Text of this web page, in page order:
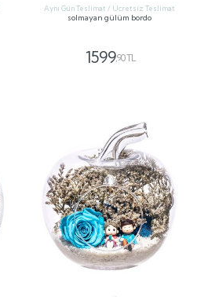
Aynı Gün Teslimat / Ücretsiz Teslimat
solmayan gülüm bordo
1599,90 TL